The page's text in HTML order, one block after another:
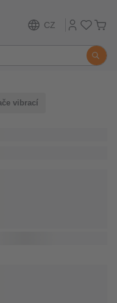
CZ
vibrací